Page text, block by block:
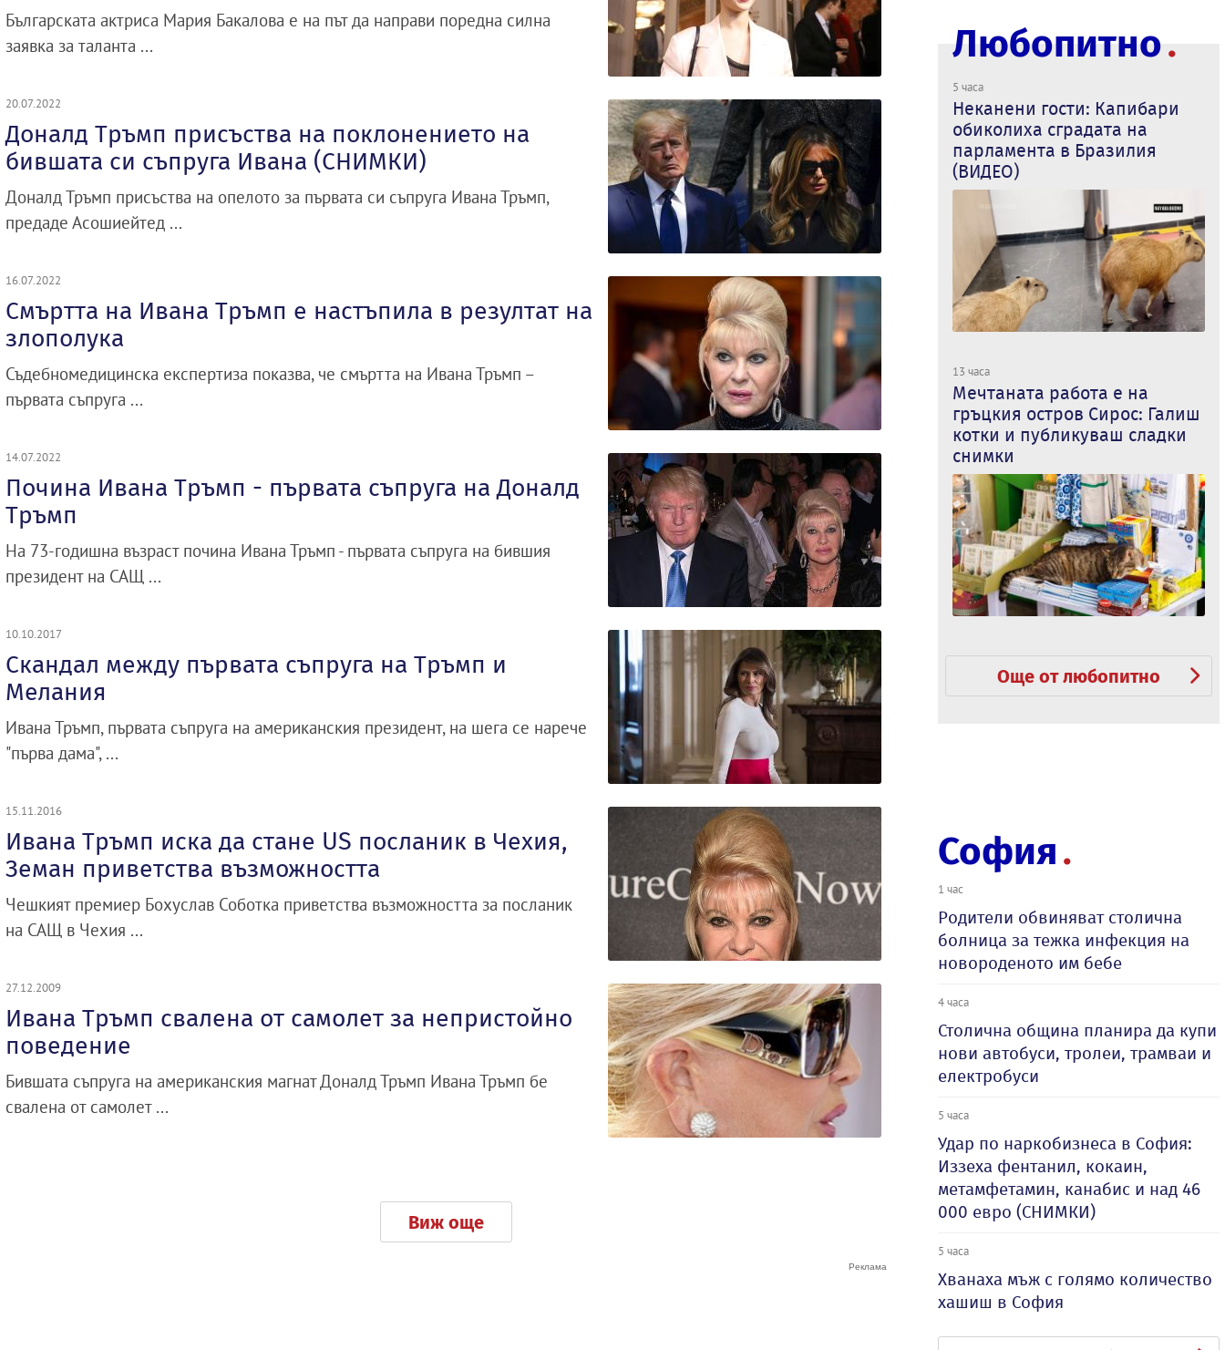
Българската актриса Мария Бакалова е на път да направи поредна силна
заявка за таланта ...
20.07.2022
Доналд Тръмп присъства на поклонението на
бившата си съпруга Ивана (СНИМКИ)
Доналд Тръмп присъства на опелото за първата си съпруга Ивана Тръмп,
предаде Асошиейтед ...
16.07.2022
Смъртта на Ивана Тръмп е настъпила в резултат на
злополука
Съдебномедицинска експертиза показва, че смъртта на Ивана Тръмп –
първата съпруга ...
14.07.2022
Почина Ивана Тръмп - първата съпруга на Доналд
Тръмп
На 73-годишна възраст почина Ивана Тръмп - първата съпруга на бившия
президент на САЩ ...
10.10.2017
Скандал между първата съпруга на Тръмп и
Мелания
Ивана Тръмп, първата съпруга на американския президент, на шега се нарече
"първа дама", ...
15.11.2016
Ивана Тръмп иска да стане US посланик в Чехия,
Земан приветства възможността
Чешкият премиер Бохуслав Соботка приветства възможността за посланик
на САЩ в Чехия ...
27.12.2009
Ивана Тръмп свалена от самолет за непристойно
поведение
Бившата съпруга на американския магнат Доналд Тръмп Ивана Тръмп бе
свалена от самолет ...
Виж още
Любопитно
5 часа
Неканени гости: Капибари
обиколиха сградата на
парламента в Бразилия
(ВИДЕО)
13 часа
Мечтаната работа е на
гръцкия остров Сирос: Галиш
котки и публикуваш сладки
снимки
Още от любопитно
София
1 час
Родители обвиняват столична
болница за тежка инфекция на
новороденото им бебе
4 часа
Столична община планира да купи
нови автобуси, тролеи, трамваи и
електробуси
5 часа
Удар по наркобизнеса в София:
Иззеха фентанил, кокаин,
метамфетамин, канабис и над 46
000 евро (СНИМКИ)
5 часа
Хванаха мъж с голямо количество
хашиш в София